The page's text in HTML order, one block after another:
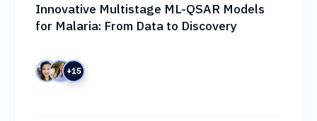
Innovative Multistage ML-QSAR Models
for Malaria: From Data to Discovery
+15